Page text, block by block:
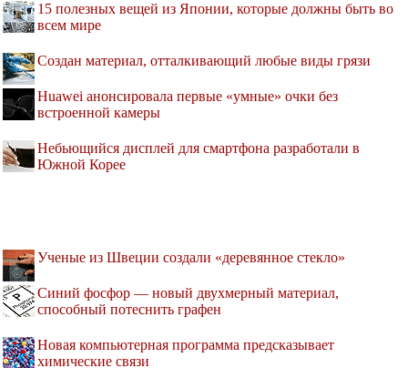
15 полезных вещей из Японии, которые должны быть во
всем мире
Создан материал, отталкивающий любые виды грязи
Huawei анонсировала первые «умные» очки без
встроенной камеры
Небьющийся дисплей для смартфона разработали в
Южной Корее
Ученые из Швеции создали «деревянное стекло»
Синий фосфор — новый двухмерный материал,
способный потеснить графен
Новая компьютерная программа предсказывает
химические связи